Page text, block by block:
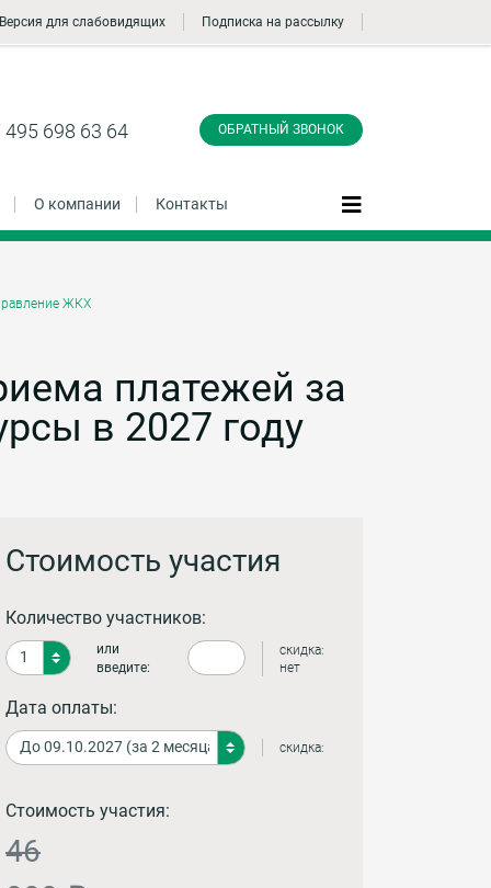
Версия для слабовидящих Подписка на рассылку
495 698 63 64 ОБРАТНЫЙ ЗВОНОК
О компании Контакты
ЖКХ
платежей за
в 2027 году
Стоимость участия
Количество участников:
или
введите:
скидка:
нет
Дата оплаты:
скидка:
Стоимость участия:
46
звонок